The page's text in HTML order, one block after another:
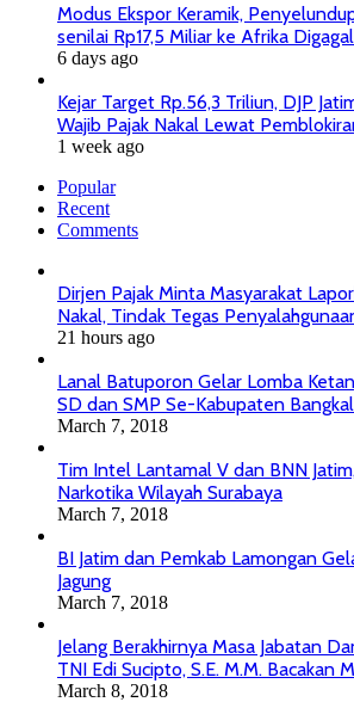
Modus Ekspor Keramik,
senilai Rp17,5 Miliar ke Afrika
6 days ago
Kejar Target Rp.56,3 Triliun, DJP
Wajib Pajak Nakal Lewat
1 week ago
Popular
Recent
Comments
Dirjen Pajak Minta Masyarakat
Nakal, Tindak Tegas
21 hours ago
Lanal Batuporon Gelar Lomba
SD dan SMP Se-Kabupaten
March 7, 2018
Tim Intel Lantamal V dan BNN
Narkotika Wilayah Surabaya
March 7, 2018
BI Jatim dan Pemkab Lamongan
Jagung
March 7, 2018
Jelang Berakhirnya Masa Jabatan
TNI Edi Sucipto, S.E. M.M. Bacakan
March 8, 2018